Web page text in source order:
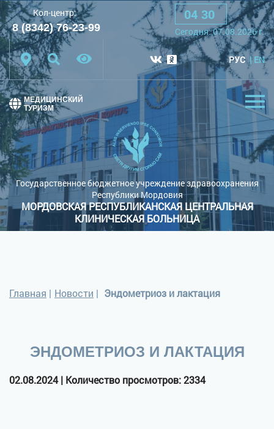
Шрифт: A A A
Цветовая схема: Черная схема
Обычный сайт
Кол-центр:
8 (8342) 76-23-99
04 30
Cегодня:07.08.2026г.
РУС EN
Государственное бюджетное учреждение здравоохранения
Республики Мордовия
МОРДОВСКАЯ РЕСПУБЛИКАНСКАЯ ЦЕНТРАЛЬНАЯ
КЛИНИЧЕСКАЯ БОЛЬНИЦА
МЕДИЦИНСКИЙ
ТУРИЗМ
Главная | Новости | Эндометриоз и лактация
ЭНДОМЕТРИОЗ И ЛАКТАЦИЯ
02.08.2024 | Количество просмотров: 2334